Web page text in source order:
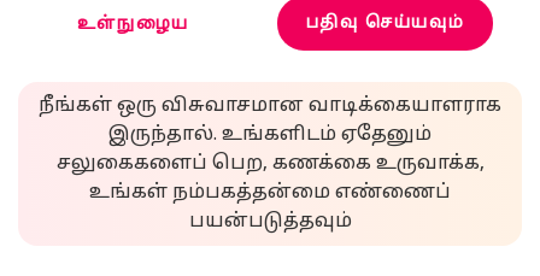
உள்நுழைய பதிவு செய்யவும்
நீங்கள் ஒரு விசுவாசமான வாடிக்கையாளராக
இருந்தால். உங்களிடம் ஏதேனும்
சலுகைகளைப் பெற, கணக்கை உருவாக்க,
உங்கள் நம்பகத்தன்மை எண்ணைப்
பயன்படுத்தவும்